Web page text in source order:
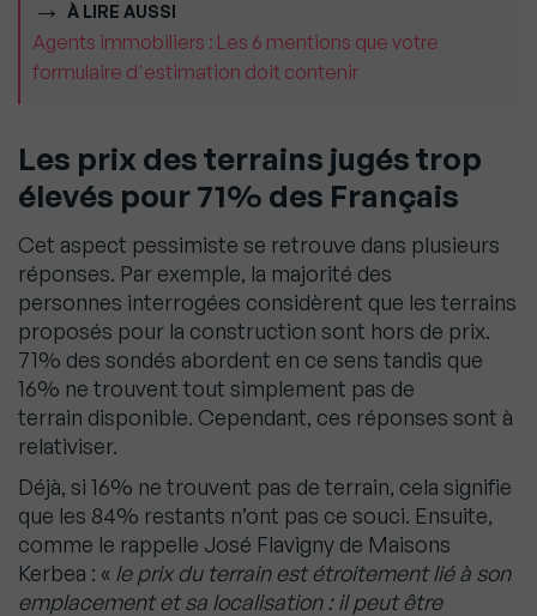
À LIRE AUSSI
Agents immobiliers : Les 6 mentions que votre
formulaire d'estimation doit contenir
Les prix des terrains jugés trop
élevés pour 71% des Français
Cet aspect pessimiste se retrouve dans plusieurs
réponses. Par exemple, la majorité des
personnes interrogées considèrent que les terrains
proposés pour la construction sont hors de prix.
71% des sondés abordent en ce sens tandis que
16% ne trouvent tout simplement pas de
terrain disponible. Cependant, ces réponses sont à
relativiser.
Déjà, si 16% ne trouvent pas de terrain, cela signifie
que les 84% restants n’ont pas ce souci. Ensuite,
comme le rappelle José Flavigny de Maisons
Kerbea : « le prix du terrain est étroitement lié à son
emplacement et sa localisation : ilpeut être